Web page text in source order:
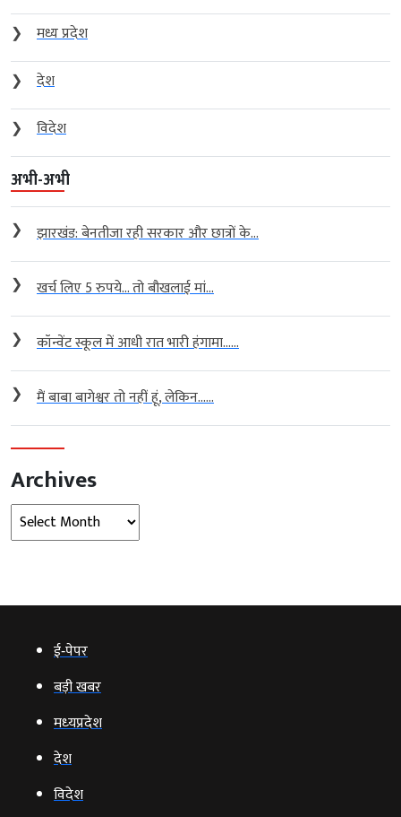
❯
मध्य प्रदेश
❯
देश
❯
विदेश
अभी-अभी
❯ झारखंड: बेनतीजा रही सरकार और छात्रों के...
❯ खर्च लिए 5 रुपये… तो बौखलाई मां...
❯ कॉन्वेंट स्कूल में आधी रात भारी हंगामा…...
❯ मैं बाबा बागेश्वर तो नहीं हूं, लेकिन…...
Archives
Archives
ई‑पेपर
बड़ी खबर
मध्‍यप्रदेश
देश
विदेश